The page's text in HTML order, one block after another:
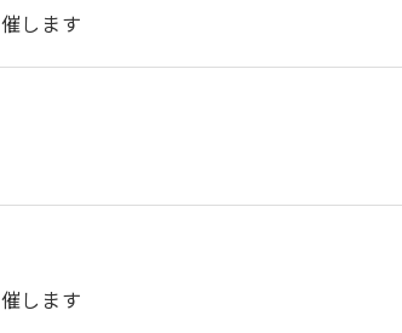
します
します